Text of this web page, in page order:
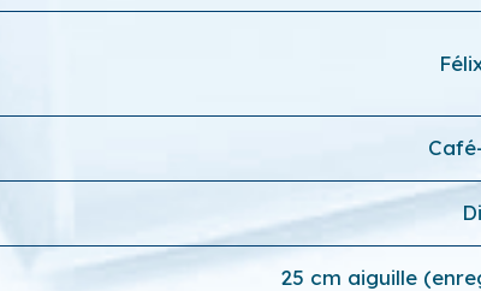
25 cm aiguille